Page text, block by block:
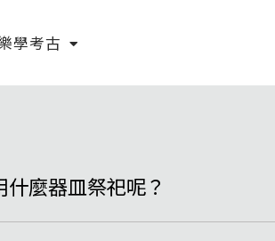
學考古
麼器皿祭祀呢？